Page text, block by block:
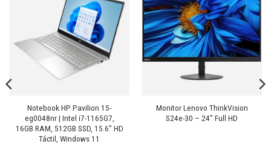
Añadir
lista de
deseos
Notebook HP Pavilion 15-
eg0048nr | Intel i7-1165G7,
16GB RAM, 512GB SSD, 15.6″ HD
Táctil, Windows 11
Añadir
a la
lista de
deseos
Monitor Lenovo ThinkVision
S24e-30 – 24″ Full HD